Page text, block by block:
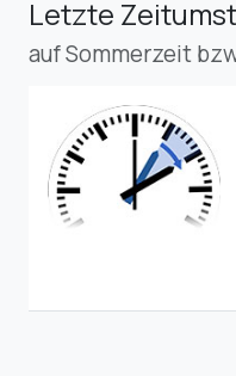
Letzte
auf Sommerzeit